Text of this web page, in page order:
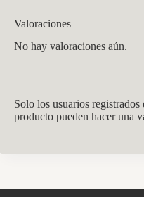
Valoraciones
No hay valoraciones aún.
Solo los usuarios
producto pueden hacer una
Asistente virtual · En